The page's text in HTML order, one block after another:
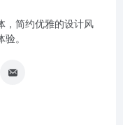
，简约优雅的设计风
。